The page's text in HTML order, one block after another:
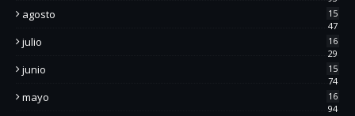
agosto
15
47
julio
16
29
junio
15
74
mayo
16
94